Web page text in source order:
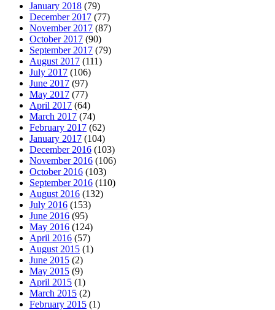
January 2018 (79)
December 2017 (77)
November 2017 (87)
October 2017 (90)
September 2017 (79)
August 2017 (111)
July 2017 (106)
June 2017 (97)
May 2017 (77)
April 2017 (64)
March 2017 (74)
February 2017 (62)
January 2017 (104)
December 2016 (103)
November 2016 (106)
October 2016 (103)
September 2016 (110)
August 2016 (132)
July 2016 (153)
June 2016 (95)
May 2016 (124)
April 2016 (57)
August 2015 (1)
June 2015 (2)
May 2015 (9)
April 2015 (1)
March 2015 (2)
February 2015 (1)